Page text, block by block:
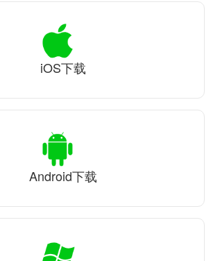
iOS下载
Android下载